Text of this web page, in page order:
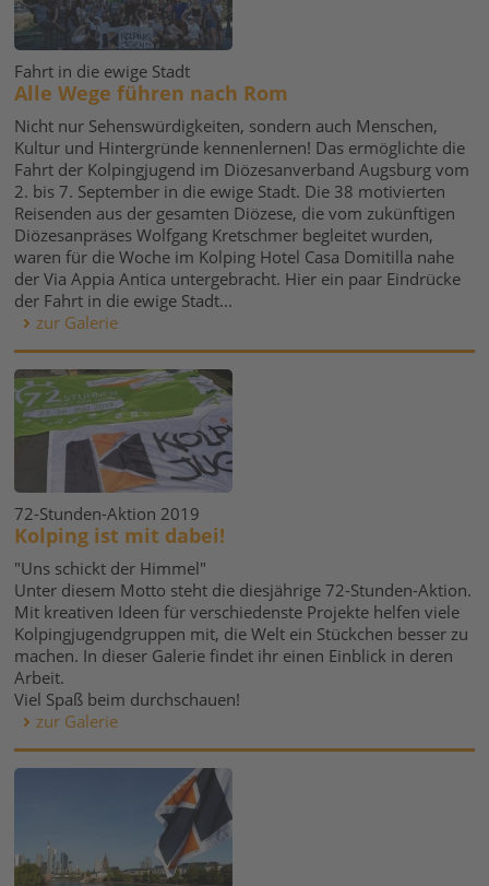
Fahrt in die ewige Stadt
Alle Wege führen nach Rom
Nicht nur Sehenswürdigkeiten, sondern auch Menschen,
Kultur und Hintergründe kennenlernen! Das ermöglichte die
Fahrt der Kolpingjugend im Diözesanverband Augsburg vom
2. bis 7. September in die ewige Stadt. Die 38 motivierten
Reisenden aus der gesamten Diözese, die vom zukünftigen
Diözesanpräses Wolfgang Kretschmer begleitet wurden,
waren für die Woche im Kolping Hotel Casa Domitilla nahe
der Via Appia Antica untergebracht. Hier ein paar Eindrücke
der Fahrt in die ewige Stadt...
zur Galerie
72-Stunden-Aktion 2019
Kolping ist mit dabei!
"Uns schickt der Himmel"
Unter diesem Motto steht die diesjährige 72-Stunden-Aktion.
Mit kreativen Ideen für verschiedenste Projekte helfen viele
Kolpingjugendgruppen mit, die Welt ein Stückchen besser zu
machen. In dieser Galerie findet ihr einen Einblick in deren
Arbeit.
Viel Spaß beim durchschauen!
zur Galerie